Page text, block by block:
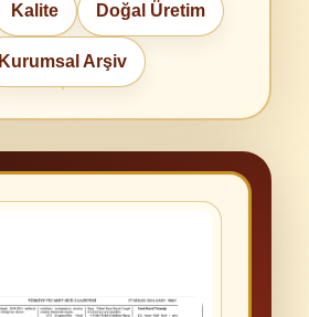
Kalite Doğal Üretim
Kurumsal Arşiv